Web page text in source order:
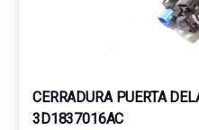
CERRADURA PUERTA
3D1837016AC